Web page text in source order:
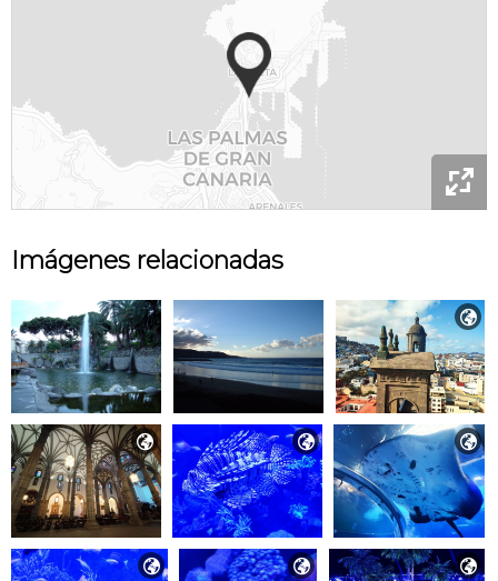

Imágenes relacionadas

  
  